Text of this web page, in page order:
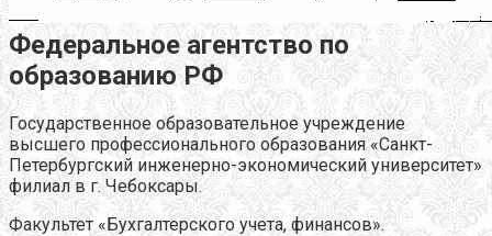
Федеральное агентство по
образованию РФ
Государственное образовательное учреждение
высшего профессионального образования «Санкт-
Петербургский инженерно-экономический университет»
филиал в г. Чебоксары.
Факультет «Бухгалтерского учета, финансов».